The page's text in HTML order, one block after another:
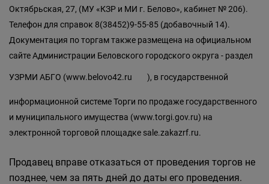
Октябрьская, 27, (МУ «КЗР и МИ г. Белово», кабинет № 206).
Телефон для справок 8(38452)9-55-85 (добавочный 14).
Документация по торгам также размещена на официальном
сайте Администрации Беловского городского округа - раздел
УЗРМИ АБГО (www.belovo42.ru ), в государственной
информационной системе Торги по продаже государственного
и муниципального имущества (www.torgi.gov.ru) на
электронной торговой площадке sale.zakazrf.ru.
Продавец вправе отказаться от проведения торгов не
позднее, чем за пять дней до даты его проведения.